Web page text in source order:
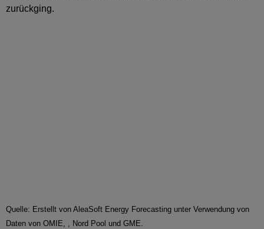
zurückging.
Quelle: Erstellt von AleaSoft Energy Forecasting unter Verwendung von
Daten von OMIE, , Nord Pool und GME.